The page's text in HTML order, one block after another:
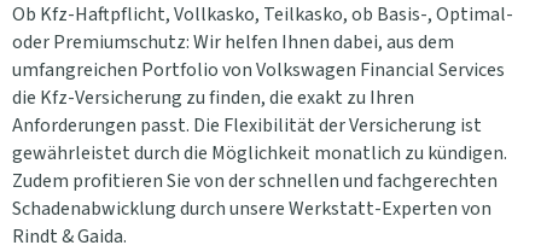
Ob Kfz-Haftpflicht, Vollkasko, Teilkasko, ob Basis-, Optimal-
oder Premiumschutz: Wir helfen Ihnen dabei, aus dem
umfangreichen Portfolio von Volkswagen Financial Services
die Kfz-Versicherung zu finden, die exakt zu Ihren
Anforderungen passt. Die Flexibilität der Versicherung ist
gewährleistet durch die Möglichkeit monatlich zu kündigen.
Zudem profitieren Sie von der schnellen und fachgerechten
Schadenabwicklung durch unsere Werkstatt-Experten von
Rindt & Gaida.